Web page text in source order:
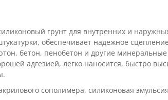
грунт для внутренних и
обеспечивает надежное
бетон, пенобетон и другие
адгезией, легко наносится, быстро
сополимера, силиконовая